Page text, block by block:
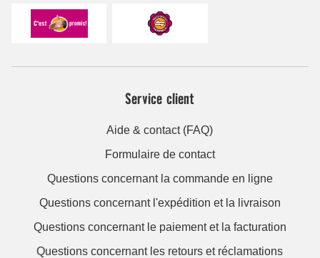
Service client
Aide & contact (FAQ)
Formulaire de contact
Questions concernant la commande en ligne
Questions concernant l'expédition et la livraison
Questions concernant le paiement et la facturation
Questions concernant les retours et réclamations